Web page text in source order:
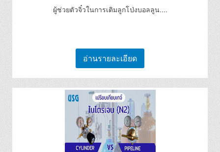
ผู้ช่วยตัวจิ๋วในการเติมลูกโป่งบอลลูน....
อ่านรายละเอียด